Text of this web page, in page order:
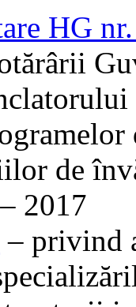
HG
de
2017
– privind